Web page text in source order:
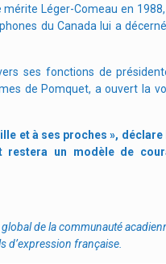
Léger-Comeau en
du Canada lui a
ses fonctions de
de Pomquet, a ouvert la
et à ses proches », déclare
restera un modèle de
de la communauté
d’expression française.